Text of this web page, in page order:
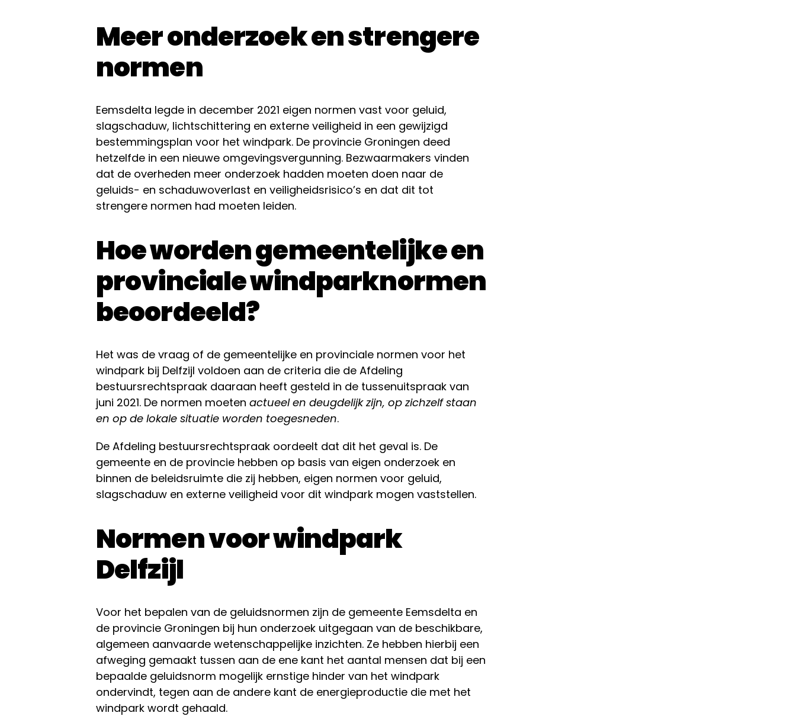
Meer onderzoek en strengere
normen
Eemsdelta legde in december 2021 eigen normen vast voor geluid,
slagschaduw, lichtschittering en externe veiligheid in een gewijzigd
bestemmingsplan voor het windpark. De provincie Groningen deed
hetzelfde in een nieuwe omgevingsvergunning. Bezwaarmakers vinden
dat de overheden meer onderzoek hadden moeten doen naar de
geluids- en schaduwoverlast en veiligheidsrisico’s en dat dit tot
strengere normen had moeten leiden.
Hoe worden gemeentelijke en
provinciale windparknormen
beoordeeld?
Het was de vraag of de gemeentelijke en provinciale normen voor het
windpark bij Delfzijl voldoen aan de criteria die de Afdeling
bestuursrechtspraak daaraan heeft gesteld in de tussenuitspraak van
juni 2021. De normen moeten actueel en deugdelijk zijn, op zichzelf staan
en op de lokale situatie worden toegesneden.
De Afdeling bestuursrechtspraak oordeelt dat dit het geval is. De
gemeente en de provincie hebben op basis van eigen onderzoek en
binnen de beleidsruimte die zij hebben, eigen normen voor geluid,
slagschaduw en externe veiligheid voor dit windpark mogen vaststellen.
Normen voor windpark
Delfzijl
Voor het bepalen van de geluidsnormen zijn de gemeente Eemsdelta en
de provincie Groningen bij hun onderzoek uitgegaan van de beschikbare,
algemeen aanvaarde wetenschappelijke inzichten. Ze hebben hierbij een
afweging gemaakt tussen aan de ene kant het aantal mensen dat bij een
bepaalde geluidsnorm mogelijk ernstige hinder van het windpark
ondervindt, tegen aan de andere kant de energieproductie die met het
windpark wordt gehaald.